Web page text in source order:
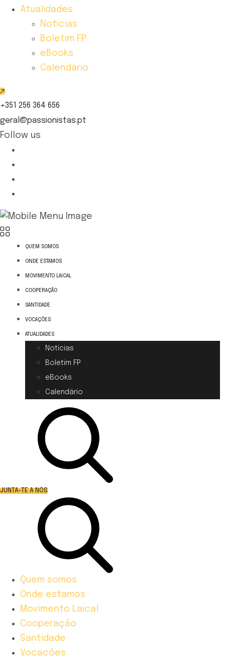
Atualidades
Notícias
Boletim FP
eBooks
Calendário
+351 256 364 656
geral@passionistas.pt
Follow us
QUEM SOMOS
ONDE ESTAMOS
MOVIMENTO LAICAL
COOPERAÇÃO
SANTIDADE
VOCAÇÕES
ATUALIDADES
Notícias
Boletim FP
eBooks
Calendário
JUNTA-TE A NÓS
Quem somos
Onde estamos
Movimento Laical
Cooperação
Santidade
Vocações